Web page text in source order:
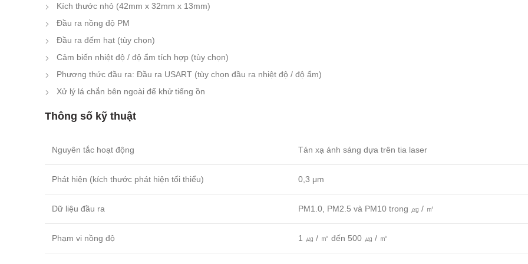
Kích thước nhỏ (42mm x 32mm x 13mm)
Đầu ra nồng độ PM
Đầu ra đếm hạt (tùy chọn)
Cảm biến nhiệt độ / độ ẩm tích hợp (tùy chọn)
Phương thức đầu ra: Đầu ra USART (tùy chọn đầu ra nhiệt độ / độ ẩm)
Xử lý lá chắn bên ngoài để khử tiếng ồn
Thông số kỹ thuật
Nguyên tắc hoạt động Tán xạ ánh sáng dựa trên tia laser
Phát hiện (kích thước phát hiện tối thiểu) 0,3 μm
Dữ liệu đầu ra PM1.0, PM2.5 và PM10 trong ㎍ / ㎥
Phạm vi nồng độ 1 ㎍ / ㎥ đến 500 ㎍ / ㎥